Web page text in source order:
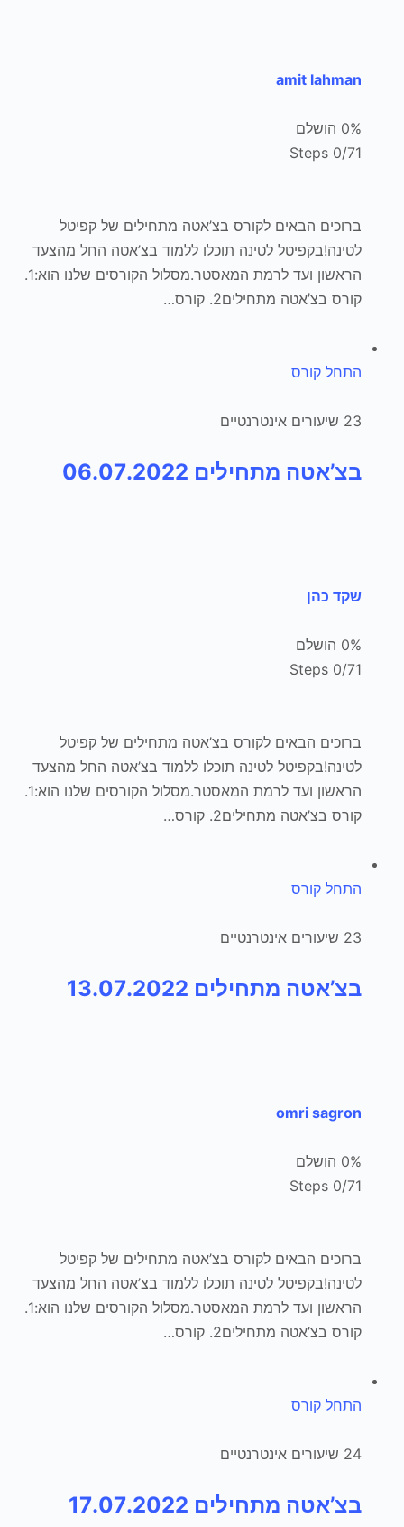
amit lahman
0% הושלם
0/71 Steps
ברוכים הבאים לקורס בצ’אטה מתחילים של קפיטל
לטינה!בקפיטל לטינה תוכלו ללמוד בצ’אטה החל מהצעד
הראשון ועד לרמת המאסטר.מסלול הקורסים שלנו הוא:1.
קורס בצ’אטה מתחילים2. קורס…
התחל קורס
23 שיעורים אינטרנטיים
בצ’אטה מתחילים 06.07.2022
שקד כהן
0% הושלם
0/71 Steps
ברוכים הבאים לקורס בצ’אטה מתחילים של קפיטל
לטינה!בקפיטל לטינה תוכלו ללמוד בצ’אטה החל מהצעד
הראשון ועד לרמת המאסטר.מסלול הקורסים שלנו הוא:1.
קורס בצ’אטה מתחילים2. קורס…
התחל קורס
23 שיעורים אינטרנטיים
בצ’אטה מתחילים 13.07.2022
omri sagron
0% הושלם
0/71 Steps
ברוכים הבאים לקורס בצ’אטה מתחילים של קפיטל
לטינה!בקפיטל לטינה תוכלו ללמוד בצ’אטה החל מהצעד
הראשון ועד לרמת המאסטר.מסלול הקורסים שלנו הוא:1.
קורס בצ’אטה מתחילים2. קורס…
התחל קורס
24 שיעורים אינטרנטיים
בצ’אטה מתחילים 17.07.2022